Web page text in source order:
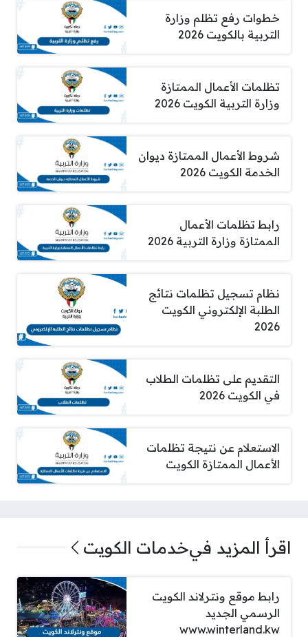
خطوات رفع تظلم وزارة
التربية بالكويت 2026
تظلمات الأعمال الممتازة
وزارة التربية الكويت 2026
شروط الأعمال الممتازة ديوان
الخدمة الكويت 2026
رابط تظلمات الأعمال
الممتازة وزارة التربية 2026
نظام تسجيل تظلمات نتائج
الطلبة الإلكتروني الكويت
2026
التقديم على تظلمات الطلاب
في الكويت 2026
الاستعلام عن نتيجة تظلمات
الأعمال الممتازة الكويت
اقرأ المزيد فيخدمات الكويت
رابط موقع ونترلاند الكويت
الرسمي الجديد
www.winterland.kw